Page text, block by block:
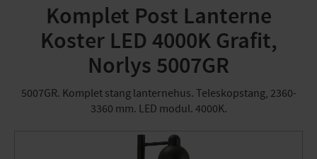
Komplet Post Lanterne
Koster LED 4000K Grafit,
Norlys 5007GR
5007GR. Komplet stang lanternehus. Teleskopstang, 2360-
3360 mm. LED modul. 4000K.